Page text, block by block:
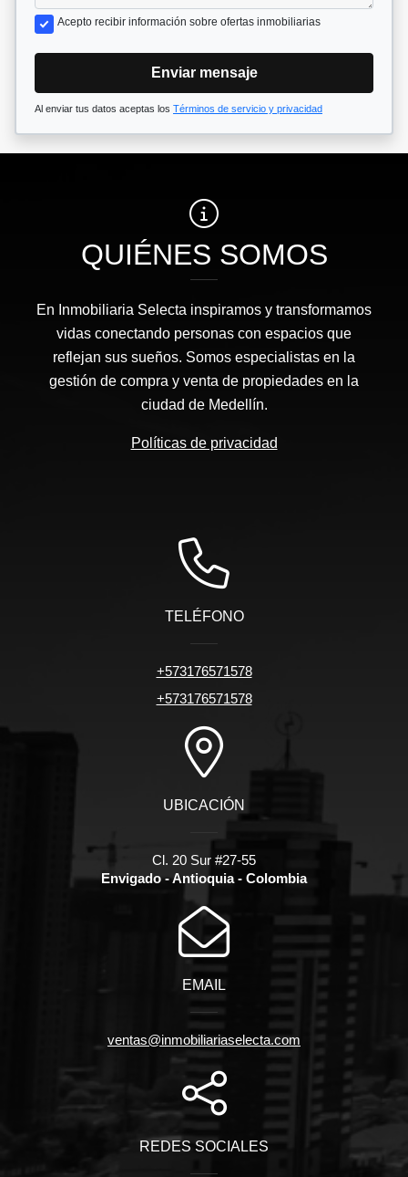
Acepto recibir información sobre ofertas inmobiliarias
Enviar mensaje
Al enviar tus datos aceptas los Términos de servicio y privacidad
QUIÉNES SOMOS
En Inmobiliaria Selecta inspiramos y transformamos
vidas conectando personas con espacios que
reflejan sus sueños. Somos especialistas en la
gestión de compra y venta de propiedades en la
ciudad de Medellín.
Políticas de privacidad
TELÉFONO
+573176571578
+573176571578
UBICACIÓN
Cl. 20 Sur #27-55
Envigado - Antioquia - Colombia
EMAIL
ventas@inmobiliariaselecta.com
REDES SOCIALES